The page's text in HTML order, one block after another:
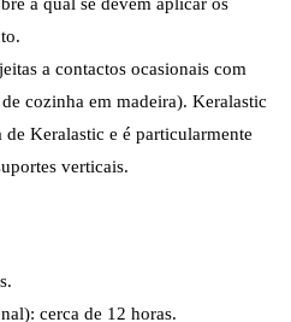
a contactos ocasionais com
cozinha em madeira). Keralastic
Keralastic e é particularmente
verticais.
cerca de 12 horas.